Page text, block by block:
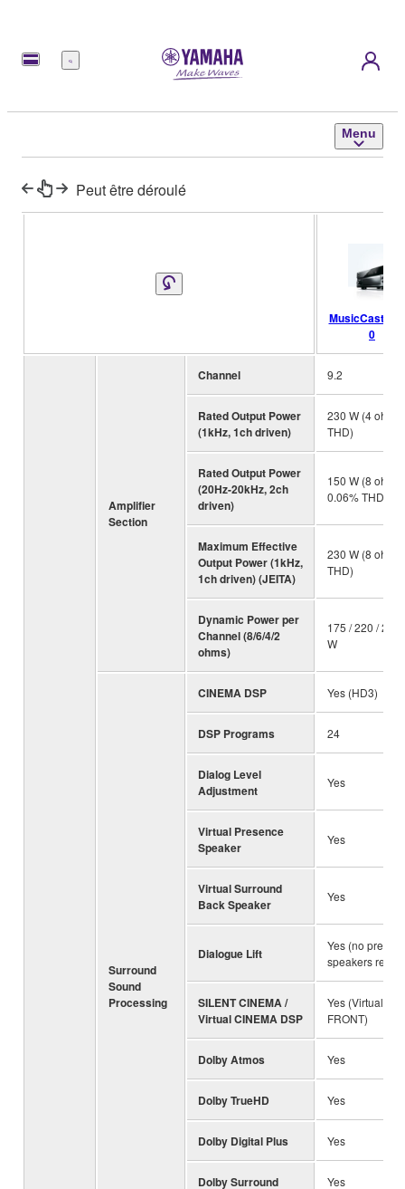
Menu
Menu
Peut être déroulé
MusicCast
0
Amplifier
Section
Channel 9.2
Rated Output Power
(1kHz, 1ch driven)
230 W (4
THD)
Rated Output Power
(20Hz-20kHz, 2ch
driven)
150 W (8 ohms,
0.06% THD)
Maximum Effective
Output Power (1kHz,
1ch driven) (JEITA)
230 W (8
THD)
Dynamic Power per
Channel (8/6/4/2
ohms)
175 / 220 / 295
W
Surround
Sound
Processing
CINEMA DSP Yes (HD3)
DSP Programs 24
Dialog Level
Adjustment
Yes
Virtual Presence
Speaker
Yes
Virtual Surround
Back Speaker
Yes
Dialogue Lift
Yes (no
speakers
SILENT CINEMA /
Virtual CINEMA DSP
Yes (Virtual
FRONT)
Dolby Atmos Yes
Dolby TrueHD Yes
Dolby Digital Plus Yes
Dolby Surround Yes